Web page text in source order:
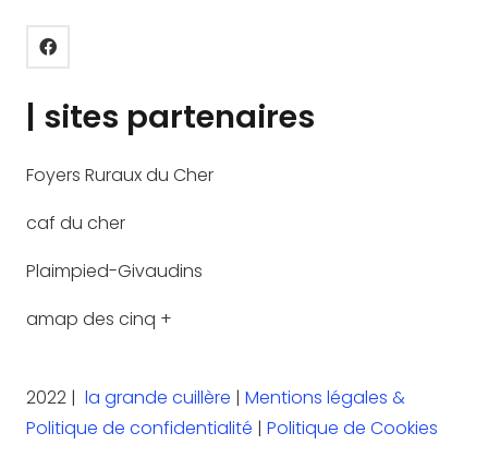
| sites partenaires
Foyers Ruraux du Cher
caf du cher
Plaimpied-Givaudins
amap des cinq +
2022 | la grande cuillère | Mentions légales &
Politique de confidentialité | Politique de Cookies